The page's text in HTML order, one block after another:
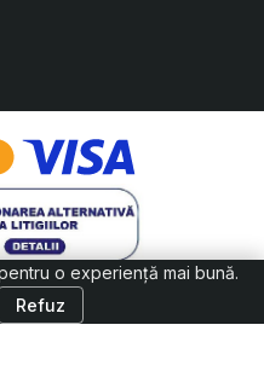
o experiență mai bună.
Refuz